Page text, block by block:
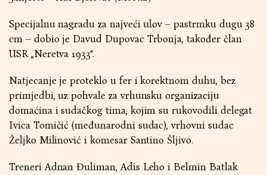
Specijalnu nagradu za najveći ulov – pastrmku dugu 38
cm – dobio je Davud Dupovac Trbonja, također član
USR „Neretva 1933“.
Natjecanje je proteklo u fer i korektnom duhu, bez
primjedbi, uz pohvale za vrhunsku organizaciju
domaćina i sudačkog tima, kojim su rukovodili delegat
Ivica Tomičić (međunarodni sudac), vrhovni sudac
Željko Milinović i komesar Santino Šljivo.
Treneri Adnan Đuliman, Adis Leho i Belmin Batlak